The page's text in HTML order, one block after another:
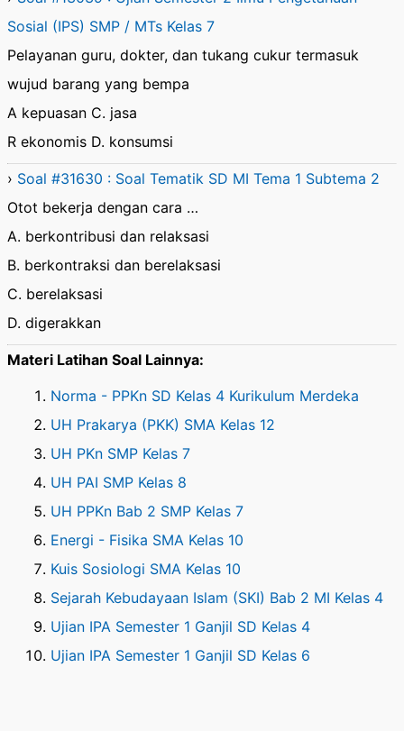
Sosial (IPS) SMP / MTs Kelas 7
Pelayanan guru, dokter, dan tukang cukur termasuk
wujud barang yang bempa
A kepuasan C. jasa
R ekonomis D. konsumsi
› Soal #31630 : Soal Tematik SD MI Tema 1 Subtema 2
Otot bekerja dengan cara …
A. berkontribusi dan relaksasi
B. berkontraksi dan berelaksasi
C. berelaksasi
D. digerakkan
Materi Latihan Soal Lainnya:
Norma - PPKn SD Kelas 4 Kurikulum Merdeka
UH Prakarya (PKK) SMA Kelas 12
UH PKn SMP Kelas 7
UH PAI SMP Kelas 8
UH PPKn Bab 2 SMP Kelas 7
Energi - Fisika SMA Kelas 10
Kuis Sosiologi SMA Kelas 10
Sejarah Kebudayaan Islam (SKI) Bab 2 MI Kelas 4
Ujian IPA Semester 1 Ganjil SD Kelas 4
Ujian IPA Semester 1 Ganjil SD Kelas 6